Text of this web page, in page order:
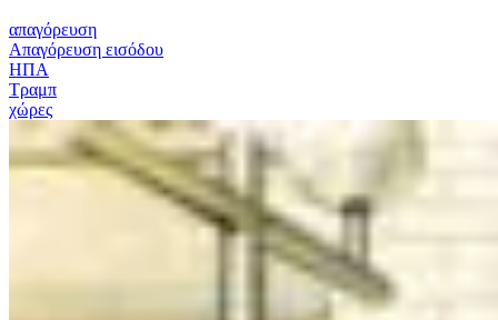
απαγόρευση
Απαγόρευση εισόδου
ΗΠΑ
Τραμπ
χώρες